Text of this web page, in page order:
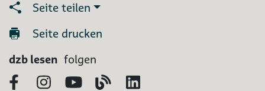
Seite teilen
Seite drucken
dzb lesen folgen
FacebookInstagram
YouTubeBlog